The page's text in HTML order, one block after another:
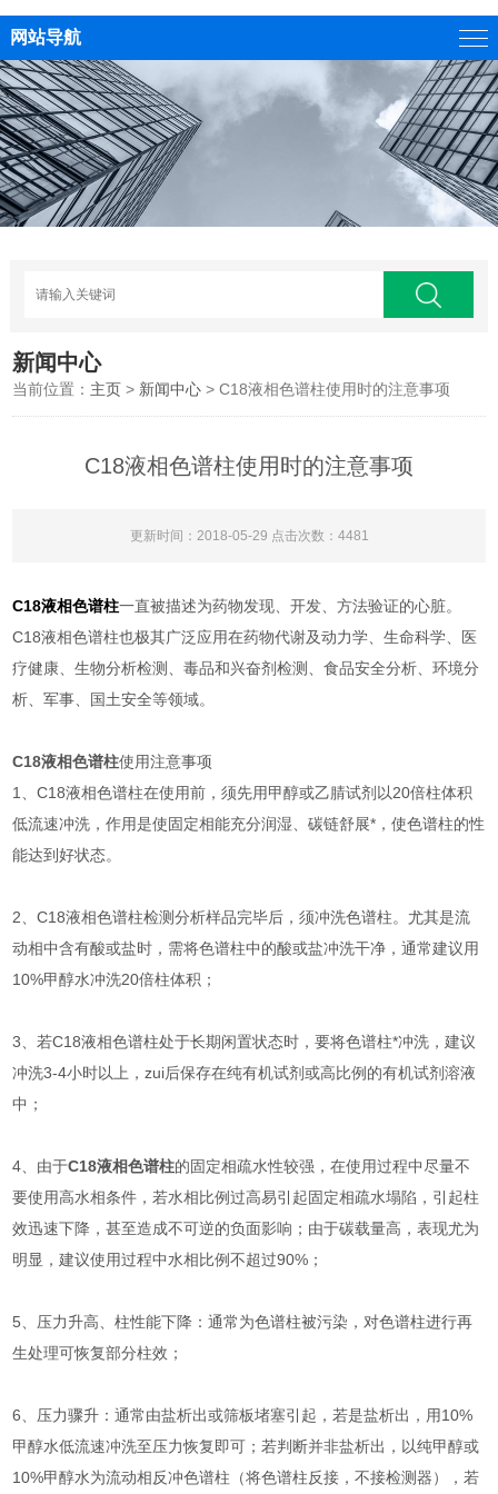
网站导航
新闻中心
当前位置： 主页 > 新闻中心 > C18液相色谱柱使用时的注意事项
C18液相色谱柱使用时的注意事项
更新时间：2018-05-29 点击次数：4481
C18液相色谱柱一直被描述为药物发现、开发、方法验证的心脏。
C18液相色谱柱也极其广泛应用在药物代谢及动力学、生命科学、医
疗健康、生物分析检测、毒品和兴奋剂检测、食品安全分析、环境分
析、军事、国土安全等领域。
C18液相色谱柱使用注意事项
1、C18液相色谱柱在使用前，须先用甲醇或乙腈试剂以20倍柱体积
低流速冲洗，作用是使固定相能充分润湿、碳链舒展*，使色谱柱的性
能达到好状态。
2、C18液相色谱柱检测分析样品完毕后，须冲洗色谱柱。尤其是流
动相中含有酸或盐时，需将色谱柱中的酸或盐冲洗干净，通常建议用
10%甲醇水冲洗20倍柱体积；
3、若C18液相色谱柱处于长期闲置状态时，要将色谱柱*冲洗，建议
冲洗3-4小时以上，zui后保存在纯有机试剂或高比例的有机试剂溶液
中；
4、由于C18液相色谱柱的固定相疏水性较强，在使用过程中尽量不
要使用高水相条件，若水相比例过高易引起固定相疏水塌陷，引起柱
效迅速下降，甚至造成不可逆的负面影响；由于碳载量高，表现尤为
明显，建议使用过程中水相比例不超过90%；
5、压力升高、柱性能下降：通常为色谱柱被污染，对色谱柱进行再
生处理可恢复部分柱效；
6、压力骤升：通常由盐析出或筛板堵塞引起，若是盐析出，用10%
甲醇水低流速冲洗至压力恢复即可；若判断并非盐析出，以纯甲醇或
10%甲醇水为流动相反冲色谱柱（将色谱柱反接，不接检测器），若